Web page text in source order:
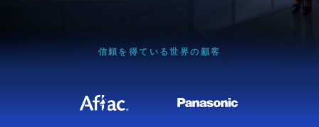
信頼を得ている世界の顧客